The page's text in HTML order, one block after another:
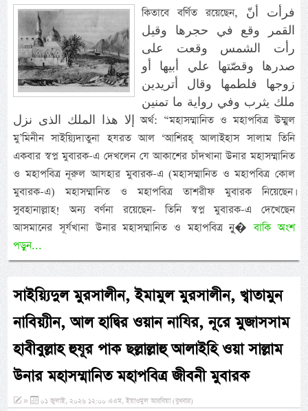
কিতাবে বর্ণিত রয়েছেন, فرأت أنّ
القمر وقع في حجرها وقيل
رأت الشمس وقعت على
صدرها وقصّتها علي أبيها أو
زوجها فلطمها وقال أتريدين
ملك يثرب وفي رواية ما تمنين
إلا هذا الملك الذى نزل অর্থ: “মহাসম্মানিত ও মহাপবিত্র উম্মুল
মু’মিনীন সাইয়্যিদাতুনা হযরত আল ‘আশিরহ্ আলাইহাস সালাম তিনি
একবার স্বপ্ন মুবারক-এ দেখলেন যে আকাশের চাঁদখানা উনার মহাসম্মানিত
ও মহাপবিত্র নূরুল আযহার মুবারক-এ (মহাসম্মানিত ও মহাপবিত্র কোল
মুবারক-এ) মহাসম্মানিত ও মহাপবিত্র তাশরীফ মুবারক নিয়েছেন।
সুবহানাল্লাহ! অন্য বর্ণনা রয়েছেন- তিনি স্বপ্ন মুবারক-এ দেখেছেন
আসমানের সূর্যখানা উনার মহাসম্মানিত ও মহাপবিত্র নূু�বাকি অংশ
পড়ুন...
সাইয়্যিদুল মুরসালীন, ইমামুল মুরসালীন, খ্বাতামুন
নাবিয়্যীন, আল হাদ্বির ওয়ান নাযির, নূরে মুজাসসাম
হাবীবুল্লাহ হুযূর পাক ছল্লাল্লাহু আলাইহি ওয়া সাল্লাম
উনার মহাসম্মানিত মহাপবিত্র জীবনী মুবারক
» ০১ জুলাই, ২০২৬ ১২:০০ এএম, ইয়াওমুল আরবিয়া (বুধবার)